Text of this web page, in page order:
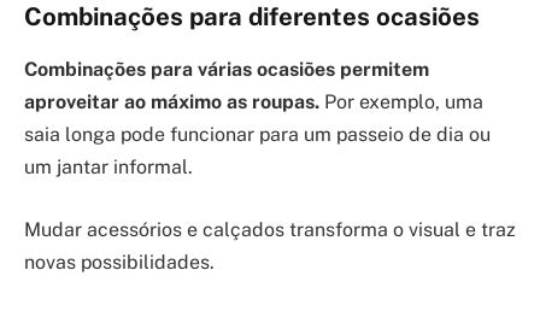
Combinações para diferentes ocasiões
Combinações para várias ocasiões permitem
aproveitar ao máximo as roupas. Por exemplo, uma
saia longa pode funcionar para um passeio de dia ou
um jantar informal.
Mudar acessórios e calçados transforma o visual e traz
novas possibilidades.